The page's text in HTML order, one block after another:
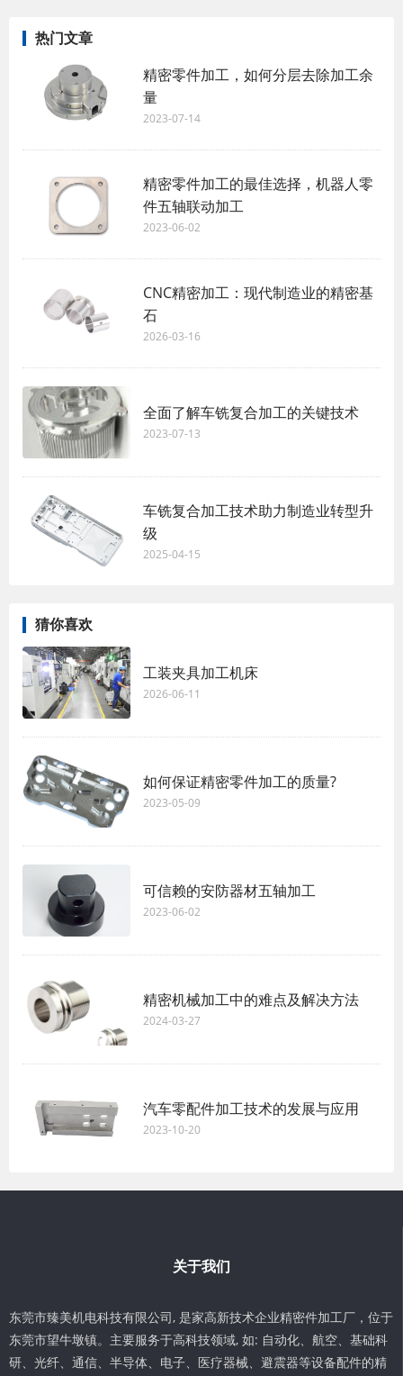
热门文章
精密零件加工，如何分层去除加工余
量
2023-07-14
精密零件加工的最佳选择，机器人零
件五轴联动加工
2023-06-02
CNC精密加工：现代制造业的精密基
石
2026-03-16
全面了解车铣复合加工的关键技术
2023-07-13
车铣复合加工技术助力制造业转型升
级
2025-04-15
猜你喜欢
工装夹具加工机床
2026-06-11
如何保证精密零件加工的质量?
2023-05-09
可信赖的安防器材五轴加工
2023-06-02
精密机械加工中的难点及解决方法
2024-03-27
汽车零配件加工技术的发展与应用
2023-10-20
关于我们
东莞市臻美机电科技有限公司, 是家高新技术企业精密件加工厂，位于
东莞市望牛墩镇。主要服务于高科技领域, 如: 自动化、航空、基础科
研、光纤、通信、半导体、电子、医疗器械、避震器等设备配件的精